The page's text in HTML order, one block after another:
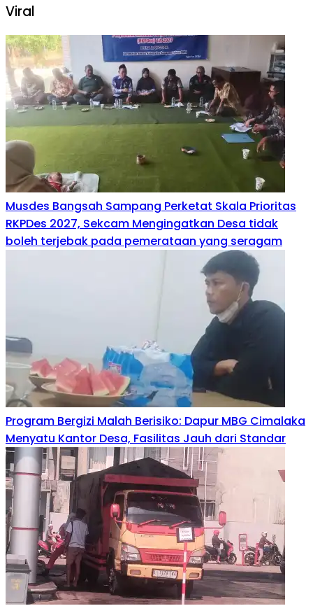
Viral
Musdes Bangsah Sampang Perketat Skala Prioritas
RKPDes 2027, Sekcam Mengingatkan Desa tidak
boleh terjebak pada pemerataan yang seragam
Program Bergizi Malah Berisiko: Dapur MBG Cimalaka
Menyatu Kantor Desa, Fasilitas Jauh dari Standar